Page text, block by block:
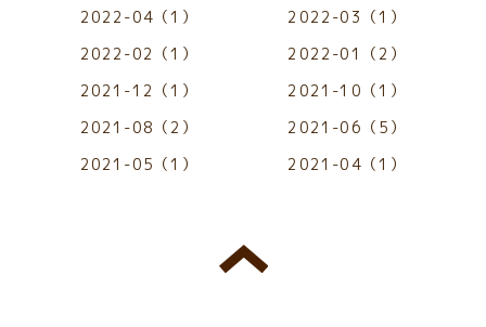
2022-04（1）
2022-03（1）
2022-02（1）
2022-01（2）
2021-12（1）
2021-10（1）
2021-08（2）
2021-06（5）
2021-05（1）
2021-04（1）